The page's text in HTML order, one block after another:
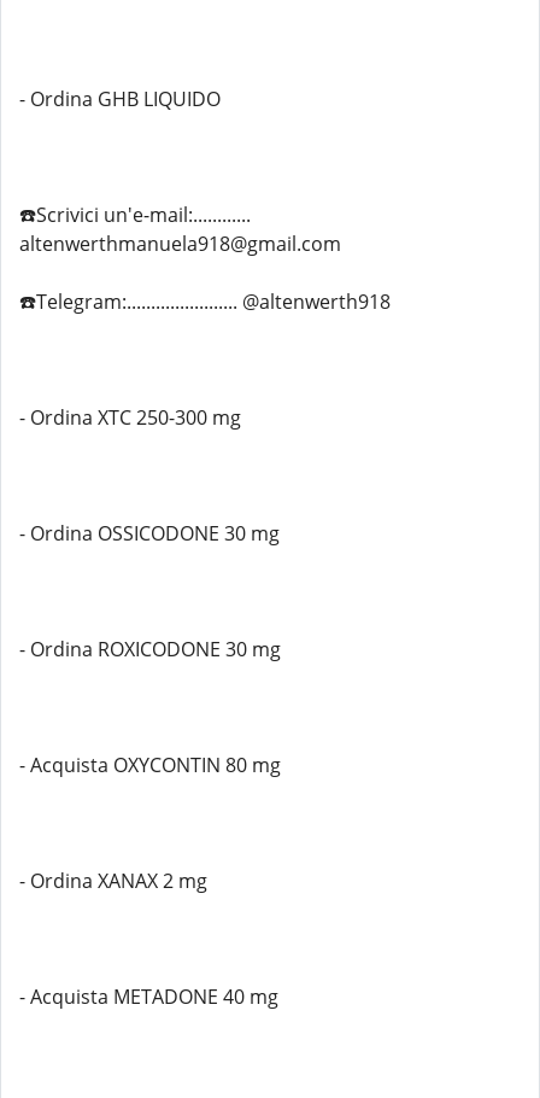
- Ordina GHB LIQUIDO
☎️Scrivici un'e-mail:............
altenwerthmanuela918@gmail.com
☎️Telegram:....................... @altenwerth918
- Ordina XTC 250-300 mg
- Ordina OSSICODONE 30 mg
- Ordina ROXICODONE 30 mg
- Acquista OXYCONTIN 80 mg
- Ordina XANAX 2 mg
- Acquista METADONE 40 mg